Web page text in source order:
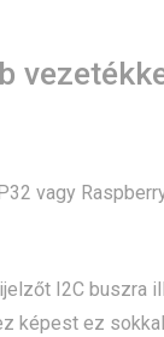
vagy
I2C
képest ez